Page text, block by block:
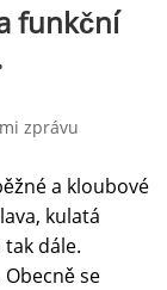
funkční
zprávu
a kloubové
kulatá
dále.
se